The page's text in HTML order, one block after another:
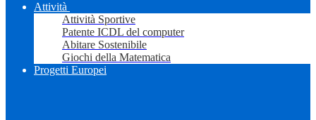
Attività
Attività Sportive
Patente ICDL del computer
Abitare Sostenibile
Giochi della Matematica
Progetti Europei